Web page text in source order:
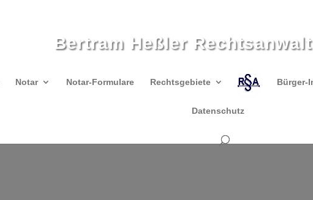
Bertram Heßler
Notar Notar-Formulare Rechtsgebiete Bürger-
Datenschutz